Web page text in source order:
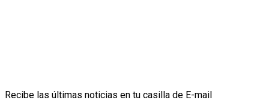
Recibe las últimas noticias en tu casilla de E-mail